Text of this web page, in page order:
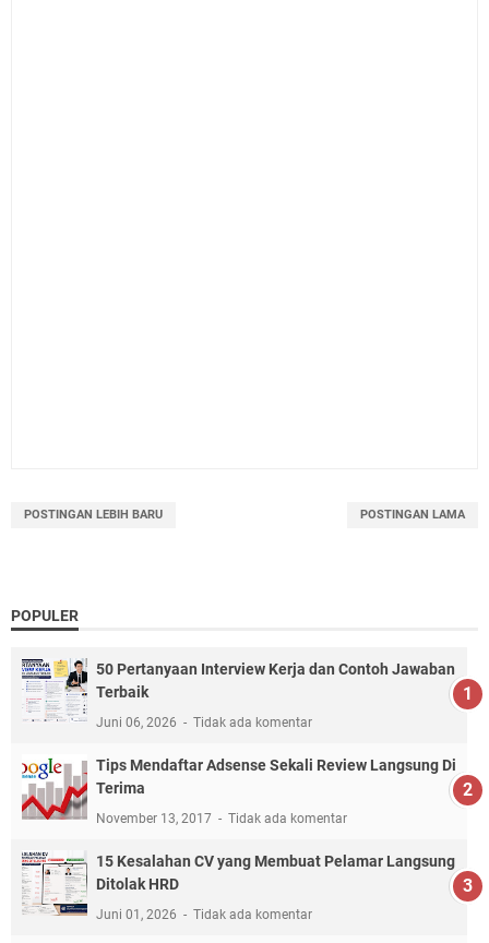
POSTINGAN LEBIH BARU POSTINGAN LAMA
POPULER
50 Pertanyaan Interview Kerja dan Contoh Jawaban
Terbaik
Juni 06, 2026 Tidak ada komentar
Tips Mendaftar Adsense Sekali Review Langsung Di
Terima
November 13, 2017 Tidak ada komentar
15 Kesalahan CV yang Membuat Pelamar Langsung
Ditolak HRD
Juni 01, 2026 Tidak ada komentar